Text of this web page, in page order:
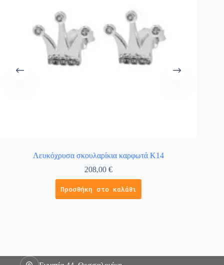
Λευκόχρυσα σκουλαρίκια καρφωτά Κ14
208,00€
Προσθήκη στο καλάθι